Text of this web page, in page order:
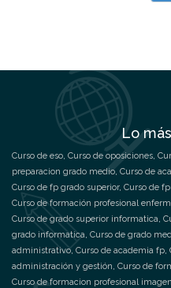
Lo
Curso de eso, Curso de oposiciones,
preparacion grado medio, Curso de
Curso de fp grado superior, Curso de
Curso de formación profesional
Curso de grado superior informatica,
grado informatica, Curso de grado
administrativo, Curso de academia fp,
administración y gestión, Curso de
Curso de formacion profesional